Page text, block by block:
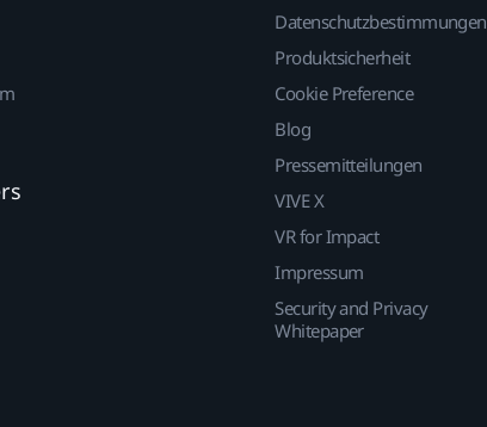
Datenschutzbestimmungen
Produktsicherheit
Cookie Preference
Blog
Pressemitteilungen
VIVE X
VR for Impact
Impressum
Security and Privacy
Whitepaper